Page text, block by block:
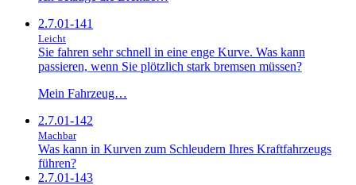
2.7.01-141
Leicht
Sie fahren sehr schnell in eine enge Kurve. Was kann
passieren, wenn Sie plötzlich stark bremsen müssen?
Mein Fahrzeug…
2.7.01-142
Machbar
Was kann in Kurven zum Schleudern Ihres Kraftfahrzeugs
führen?
2.7.01-143